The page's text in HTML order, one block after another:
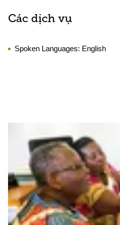
Các dịch vụ
Spoken Languages: English